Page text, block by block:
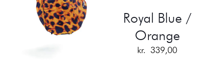
Royal Blue /
Orange
kr. 339,00